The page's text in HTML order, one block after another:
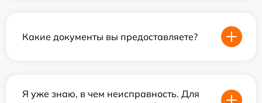
Какие документы вы предоставляете?
Я уже знаю, в чем неисправность. Для